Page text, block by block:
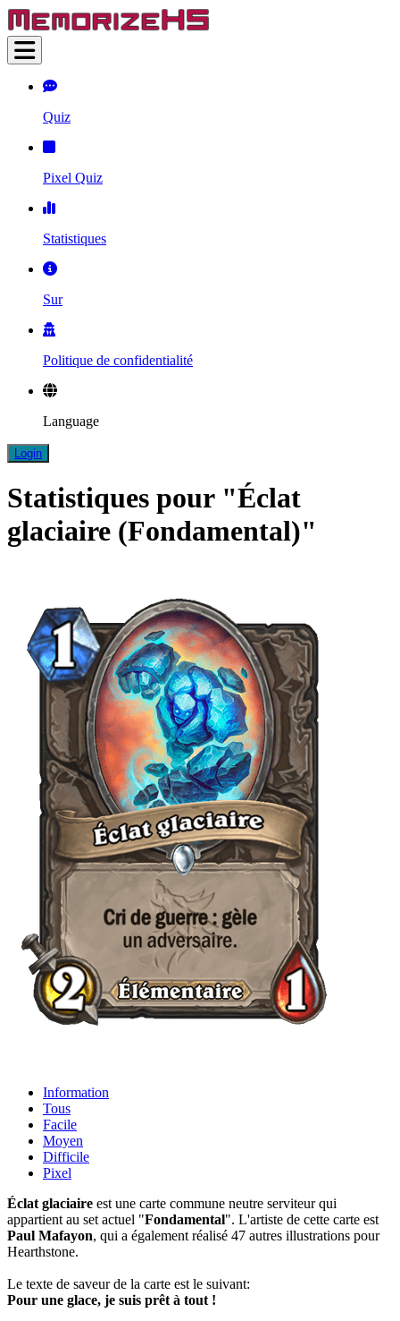
Quiz
Pixel Quiz
Statistiques
Sur
Politique de confidentialité
Language
Login
Statistiques pour "Éclat
glaciaire (Fondamental)"
Information
Tous
Facile
Moyen
Difficile
Pixel
Éclat glaciaire est une carte commune neutre serviteur qui
appartient au set actuel "Fondamental". L'artiste de cette carte est
Paul Mafayon, qui a également réalisé 47 autres illustrations pour
Hearthstone.
Le texte de saveur de la carte est le suivant:
Pour une glace, je suis prêt à tout !